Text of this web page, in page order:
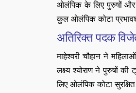
ओलंपिक के लिए पुरुषों और
कुल ओलंपिक कोटा
अतिरिक्त पदक
माहेश्वरी चौहान ने
लक्ष्य श्योराण ने पुरुषों
लिए ओलंपिक कोटा